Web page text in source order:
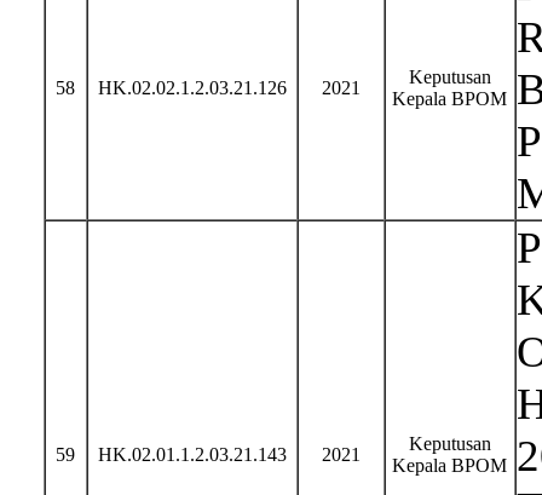
58 HK.02.02.1.2.03.21.126 2021
Keputusan
Kepala BPOM
59 HK.02.01.1.2.03.21.143 2021
Keputusan
Kepala BPOM